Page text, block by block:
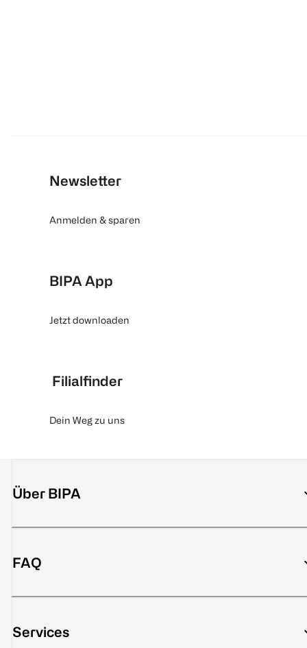
Newsletter
Anmelden & sparen
BIPA App
Jetzt downloaden
Filialfinder
Dein Weg zu uns
Über BIPA
FAQ
Services